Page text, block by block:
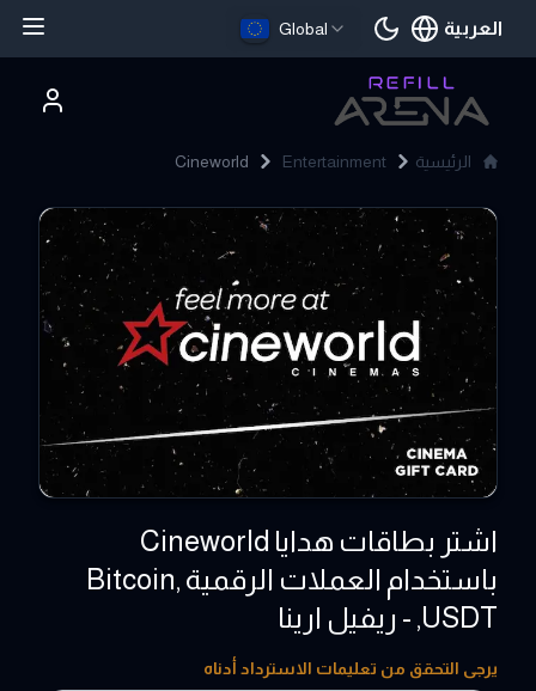
Global العربية
اللغة الحالية
الرئيسية Entertainment
Cineworld
Cineworld
اشتر بطاقات هدايا Cineworld
باستخدام العملات الرقمية ,Bitcoin
,USDT - ريفيل ارينا
10 - 20 GBP
يرجى التحقق من تعليمات الاسترداد أدناه